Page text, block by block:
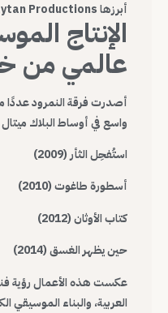
أبرزها Shaytan Productions الكندية.
الإنتاج
عالمي من
أصدرت فرقة النمرود عددًا
واسع في أوساط البلاك ميتال
استُفحِل الثأر (2009)
أسطورة طاغوت (2010)
كتاب الأوثان (2012)
حين يظهر الغسق (2014)
عكست هذه الأعمال رؤية
العربية، والبناء الموسيقي